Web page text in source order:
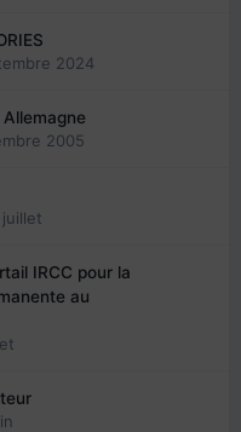
2024
2005
juillet
IRCC pour la
au